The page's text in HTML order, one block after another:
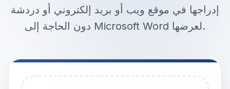
إدراجها في موقع ويب أو بريد إلكتروني أو دردشة
دون الحاجة إلى Microsoft Word لعرضها.